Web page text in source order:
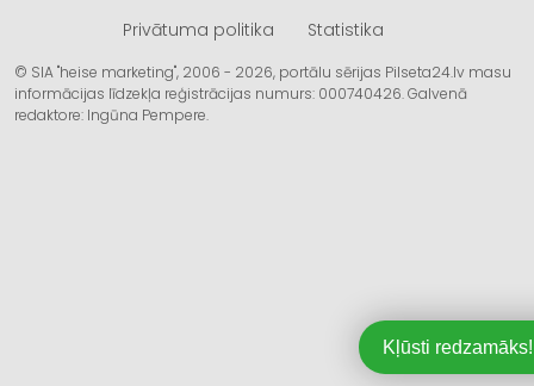
Privātuma politika
Statistika
© SIA "heise marketing", 2006 - 2026, portālu sērijas Pilseta24.lv masu
informācijas līdzekļa reģistrācijas numurs: 000740426. Galvenā
redaktore: Ingūna Pempere.
Kļūsti